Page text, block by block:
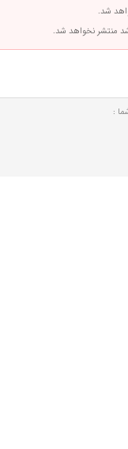
شد.
منتشر نخواهد شد.